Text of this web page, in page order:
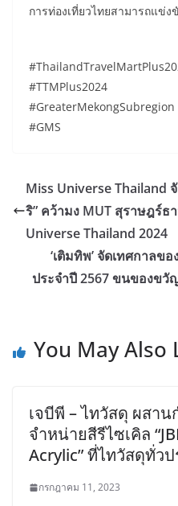
การท่องเที่ยวไทยสามารถแข่ง
#TTMPlus2024
#GreaterMekongSubregion
#GMS
Miss Universe Thailand
ริ” คว้ามง MUT สุราษฎร์
Universe Thailand 2024
‘เติมทิพ’ จัดเทศกาลข
ประจำปี 2567 ขนของข
You May Also
เจบีพี – ไทวัสดุ ผสา
จำหน่ายสีรีไซเคิล
Acrylic” ที่ไทวัสดุทั่วป
กรกฎาคม 11, 2023